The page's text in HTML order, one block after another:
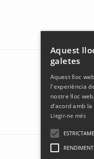
Aquest
galetes
Aquest lloc
l'experiència
nostre lloc
d’acord amb
Llegir-ne més
RENDIMENT